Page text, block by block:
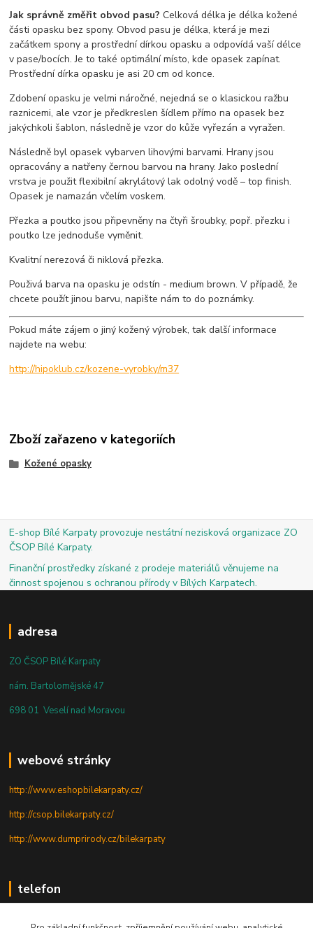
Jak správně změřit obvod pasu?Celková délka je délka kožené
části opasku bez spony. Obvod pasu je délka, která je mezi
začátkem spony a prostřední dírkou opasku a odpovídá vaší délce
v pase/bocích. Je to také optimální místo, kde opasek zapínat.
Prostřední dírka opasku je asi 20 cm od konce.
Zdobení opasku je velmi náročné, nejedná se o klasickou ražbu
raznicemi, ale vzor je předkreslen šídlem přímo na opasek bez
jakýchkoli šablon, následně je vzor do kůže vyřezán a vyražen.
Následně byl opasek vybarven lihovými barvami. Hrany jsou
opracovány a natřeny černou barvou na hrany. Jako poslední
vrstva je použit flexibilní akrylátový lak odolný vodě – top finish.
Opasek je namazán včelím voskem.
Přezka a poutko jsou připevněny na čtyři šroubky, popř. přezku i
poutko lze jednoduše vyměnit.
Kvalitní nerezová či niklová přezka.
Použivá barva na opasku je odstín - medium brown. V případě, že
chcete použít jinou barvu, napište nám to do poznámky.
Pokud máte zájem o jiný kožený výrobek, tak další informace
najdete na webu:
http://hipoklub.cz/kozene-vyrobky/m37
Zboží zařazeno v kategoriích
Kožené opasky
E-shop Bílé Karpaty provozuje nestátní nezisková organizace ZO
ČSOP Bílé Karpaty.
Finanční prostředky získané z prodeje materiálů věnujeme na
činnost spojenou s ochranou přírody v Bílých Karpatech.
adresa
ZO ČSOP Bílé Karpaty
nám. Bartolomějské 47
698 01 Veselí nad Moravou
webové stránky
http://www.eshopbilekarpaty.cz/
http://csop.bilekarpaty.cz/
http://www.dumprirody.cz/bilekarpaty
telefon